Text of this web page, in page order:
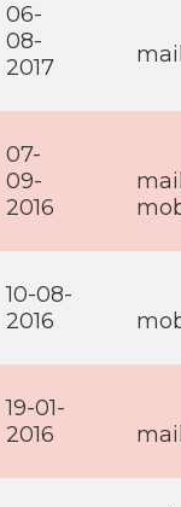
06-
08-
2017
07-
09-
2016
10-08-
2016
19-01-
2016